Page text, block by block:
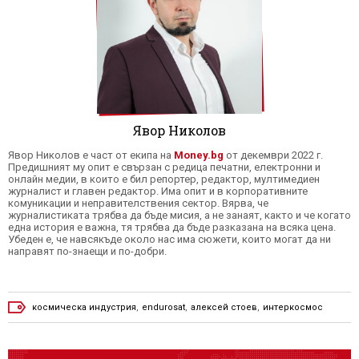
Явор Николов
Явор Николов е част от екипа на Money.bg от декември 2022 г.
Предишният му опит е свързан с редица печатни, електронни и
онлайн медии, в които е бил репортер, редактор, мултимедиен
журналист и главен редактор. Има опит и в корпоративните
комуникации и неправителствения сектор. Вярва, че
журналистиката трябва да бъде мисия, а не занаят, както и че когато
една история е важна, тя трябва да бъде разказана на всяка цена.
Убеден е, че навсякъде около нас има сюжети, които могат да ни
направят по-знаещи и по-добри.
космическа индустрия, endurosat, алексей стоев, интеркосмос